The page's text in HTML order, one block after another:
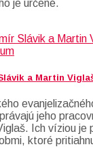
je určené.
a Martin
jeho
Ich víziou je
ktoré